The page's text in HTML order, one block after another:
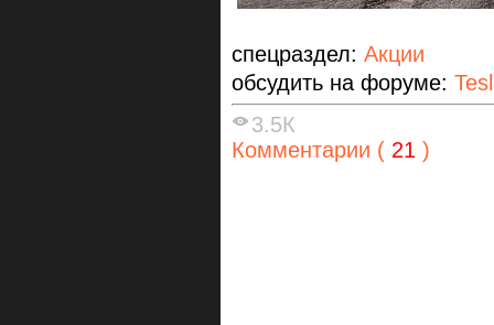
спецраздел: Акции
обсудить на форуме:
3.5К
Комментарии ( 21 )